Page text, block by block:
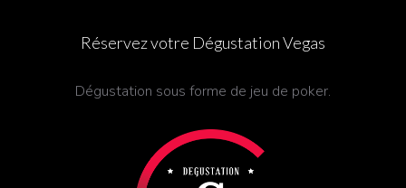
Réservez votre Dégustation Vegas
Dégustation sous forme de jeu de poker.